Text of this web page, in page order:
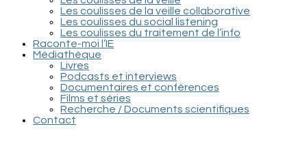
Les coulisses de la veille collaborative
Les coulisses du social listening
Les coulisses du traitement de l’info
Raconte-moi l’IE
Médiathèque
Livres
Podcasts et interviews
Documentaires et conférences
Films et séries
Recherche / Documents scientifiques
Contact